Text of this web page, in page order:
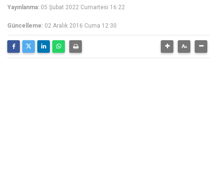
Yayınlanma: 05 Şubat 2022 Cumartesi 16:22
Güncelleme: 02 Aralık 2016 Cuma 12:30